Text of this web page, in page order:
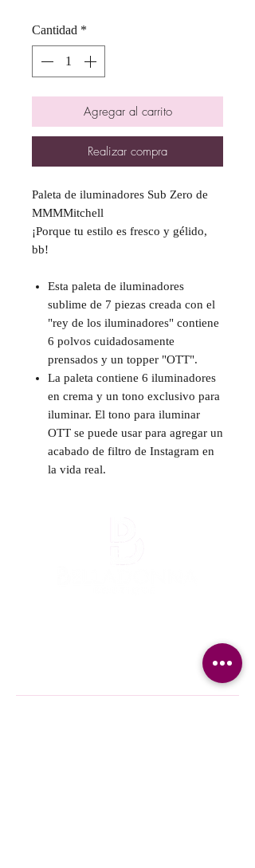
Cantidad *
Agregar al carrito
Realizar compra
Paleta de iluminadores Sub Zero de
MMMMitchell
¡Porque tu estilo es fresco y gélido,
bb!
Esta paleta de iluminadores
sublime de 7 piezas creada con el
"rey de los iluminadores" contiene
6 polvos cuidadosamente
prensados ​​y un topper "OTT".
La paleta contiene 6 iluminadores
en crema y un tono exclusivo para
iluminar. El tono para iluminar
OTT se puede usar para agregar un
acabado de filtro de Instagram en
la vida real.
¡Se una de las primeras en enterarte
nuestra promociones y nuevos producto en